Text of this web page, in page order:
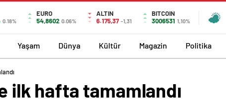
0.18%
EURO
54,8602 0.06%
ALTIN
6.175,37 -1,31
BITCOIN
3006531 1,10%
Yaşam Dünya Kültür Magazin Politika
ilk hafta tamamlandı